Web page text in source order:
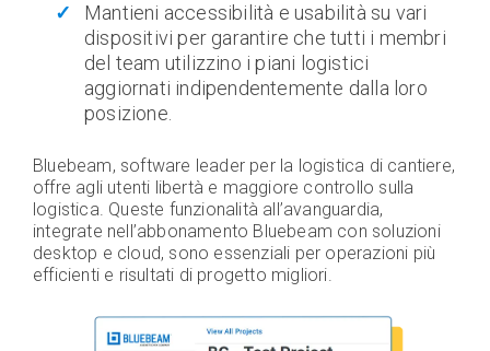
Mantieni accessibilità e usabilità su vari
dispositivi per garantire che tutti i membri
del team utilizzino i piani logistici
aggiornati indipendentemente dalla loro
posizione.
Bluebeam, software leader per la logistica di cantiere,
offre agli utenti libertà e maggiore controllo sulla
logistica. Queste funzionalità all’avanguardia,
integrate nell’abbonamento Bluebeam con soluzioni
desktop e cloud, sono essenziali per operazioni più
efficienti e risultati di progetto migliori.